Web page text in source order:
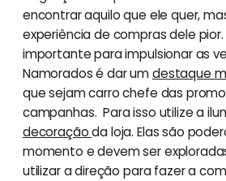
encontrar aquilo que ele quer,
experiência de compras dele
importante para impulsionar as
Namorados é dar umdestaque
que sejam carro chefe das
campanhas. Para isso utilize a
decoraçãoda loja. Elas são
momento e devem ser
utilizar a direção para fazer a